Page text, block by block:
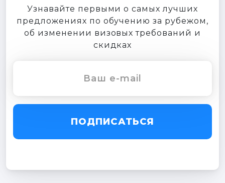
Узнавайте первыми о самых лучших
предложениях по обучению за рубежом,
об изменении визовых требований и
скидках
ПОДПИСАТЬСЯ